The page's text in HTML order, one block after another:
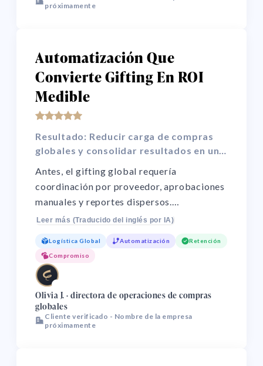
próximamente
Automatización Que
Convierte Gifting En ROI
Medible
Resultado: Reducir carga de compras
globales y consolidar resultados en un
Antes, el gifting global requería
coordinación por proveedor, aprobaciones
manuales y reportes dispersos.
Consolidamos ejecución de compras,
de campañas en un único sistema
automatizado. El resultado: menor coste
operativo, mayor previsibilidad de entrega
entre regiones y un informe único para
evaluar eficiencia presupuestaria,
desempeño de entrega e impacto de
Leer más (Traducido del inglés por IA)
Logística Global Automatización Retención
Compromiso
🌏
Olivia J. · directora de operaciones de compras
globales
Cliente verificado - Nombre de la empresa
próximamente